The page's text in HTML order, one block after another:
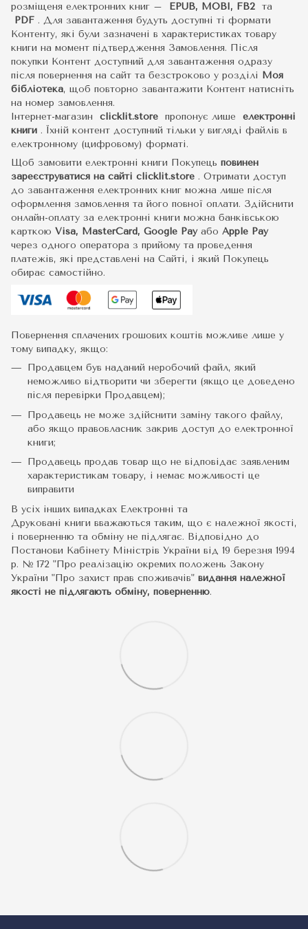
розміщеня електронних книг –
EPUB, MOBI, FB2 та
PDF . Для завантаження будуть доступні ті формати
Контенту, які були зазначені в характеристиках товару
книги на момент підтвердження Замовлення. Після
покупки Контент доступний для завантаження одразу
після повернення на сайт та безстроково у розділі Моя
бібліотека, щоб повторно завантажити Контент натисніть
на номер замовлення.
Інтернет-магазин clicklit.store пропонує лише електронні
книги . Їхній контент доступний тільки у вигляді файлів в
електронному (цифровому) форматі.
Щоб замовити електронні книги Покупець повинен
зареєструватися на сайті clicklit.store . Отримати доступ
до завантаження електронних книг можна лише після
оформлення замовлення та його повної оплати. Здійснити
онлайн-оплату за електронні книги можна банківською
карткою Visa, MasterCard, Google Pay або Apple Pay
через одного оператора з прийому та проведення
платежів, які представлені на Сайті, і який Покупець
обирає самостійно.
Повернення сплачених грошових коштів можливе лише у
тому випадку, якщо:
Продавцем був наданий неробочий файл, який
неможливо відтворити чи зберегти (якщо це доведено
після перевірки Продавцем);
Продавець не може здійснити заміну такого файлу,
або якщо правовласник закрив доступ до електронної
книги;
Продавець продав товар що не відповідає заявленим
характеристикам товару, і немає можливості це
виправити
В усіх інших випадках Електронні та
Друковані книги вважаються таким, що є належної якості,
і поверненню та обміну не підлягає. Відповідно до
Постанови Кабінету Міністрів України від 19 березня 1994
р. № 172 "Про реалізацію окремих положень Закону
України "Про захист прав споживачів" видання належної
якості не підлягають обміну, поверненню.